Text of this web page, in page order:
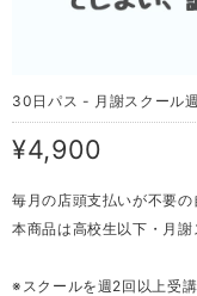
30日パス - 月謝スクール
¥4,900
毎月の店頭支払いが不要の
本商品は高校生以下・月謝
※スクールを週2回以上受